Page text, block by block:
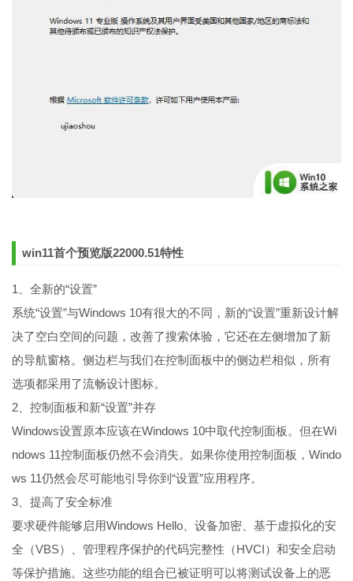
win11首个预览版22000.51特性
1、全新的“设置”
系统“设置”与Windows 10有很大的不同，新的“设置”重新设计解
决了空白空间的问题，改善了搜索体验，它还在左侧增加了新
的导航窗格。侧边栏与我们在控制面板中的侧边栏相似，所有
选项都采用了流畅设计图标。
2、控制面板和新“设置”并存
Windows设置原本应该在Windows 10中取代控制面板。但在Wi
ndows 11控制面板仍然不会消失。如果你使用控制面板，Windo
ws 11仍然会尽可能地引导你到“设置”应用程序。
3、提高了安全标准
要求硬件能够启用Windows Hello、设备加密、基于虚拟化的安
全（VBS）、管理程序保护的代码完整性（HVCI）和安全启动
等保护措施。这些功能的组合已被证明可以将测试设备上的恶